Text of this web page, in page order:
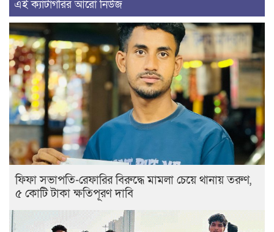
এই ক্যাটাগরির আরো নিউজ
ফিফা সভাপতি-রেফারির বিরুদ্ধে মামলা চেয়ে থানায় তরুণ,
৫ কোটি টাকা ক্ষতিপূরণ দাবি